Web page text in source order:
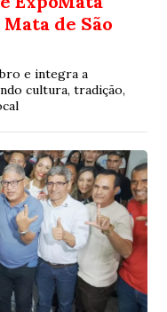
de São
e integra a
cultura, tradição,